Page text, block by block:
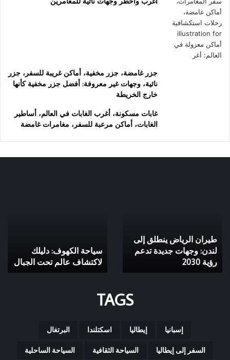
جزر غامضة، جزر مخفية، أماكن غريبة للسفر، جزر
نائية، وجهات غير معروفة: أفضل جزر مخفية كأنها
خارج الخريطة
غابات مسكونة، أغرب الغابات في العالم، أساطير
الغابات، أماكن مرعبة للسفر، مغامرات غامضة
الخريطة
اختار الدول التي زرتها من
الخريطة
قديمة،
سياحة
أثرية،
مخفية،
مساكن
آثار
الأرض:
لحضارات قديمة مخفية
تحت الشمس
TAGS
إسبانيا إيطاليا اسكتلندا البرتغال
السفر إلى إيطاليا السياحة الثقافية السياحة الساحلية